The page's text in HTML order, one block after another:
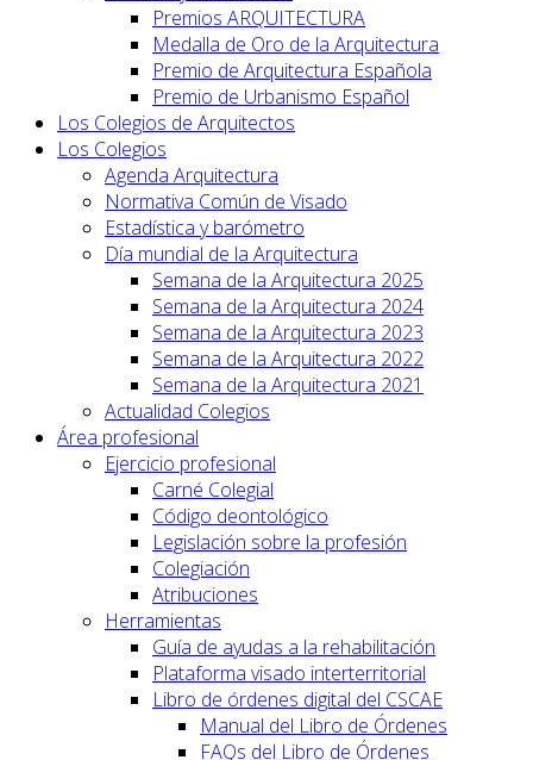
Premios ARQUITECTURA
Medalla de Oro de la Arquitectura
Premio de Arquitectura Española
Premio de Urbanismo Español
Los Colegios de Arquitectos
Los Colegios
Agenda Arquitectura
Normativa Común de Visado
Estadística y barómetro
Día mundial de la Arquitectura
Semana de la Arquitectura 2025
Semana de la Arquitectura 2024
Semana de la Arquitectura 2023
Semana de la Arquitectura 2022
Semana de la Arquitectura 2021
Actualidad Colegios
Área profesional
Ejercicio profesional
Carné Colegial
Código deontológico
Legislación sobre la profesión
Colegiación
Atribuciones
Herramientas
Guía de ayudas a la rehabilitación
Plataforma visado interterritorial
Libro de órdenes digital del CSCAE
Manual del Libro de Órdenes
FAQs del Libro de Órdenes